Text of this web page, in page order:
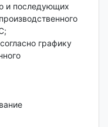
и последующих
графику